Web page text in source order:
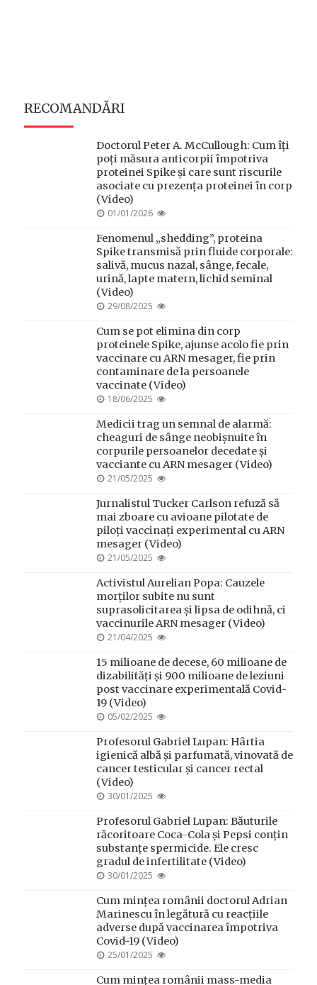
RECOMANDĂRI
Doctorul Peter A. McCullough: Cum îți
poți măsura anticorpii împotriva
proteinei Spike și care sunt riscurile
asociate cu prezența proteinei în corp
(Video)
POSTED
01/01/2026
Fenomenul „shedding”, proteina
Spike transmisă prin fluide corporale:
salivă, mucus nazal, sânge, fecale,
urină, lapte matern, lichid seminal
(Video)
POSTED
29/08/2025
Cum se pot elimina din corp
proteinele Spike, ajunse acolo fie prin
vaccinare cu ARN mesager, fie prin
contaminare de la persoanele
vaccinate (Video)
POSTED
18/06/2025
Medicii trag un semnal de alarmă:
cheaguri de sânge neobișnuite în
corpurile persoanelor decedate și
vacciante cu ARN mesager (Video)
POSTED
21/05/2025
Jurnalistul Tucker Carlson refuză să
mai zboare cu avioane pilotate de
piloți vaccinați experimental cu ARN
mesager (Video)
POSTED
21/05/2025
Activistul Aurelian Popa: Cauzele
morților subite nu sunt
suprasolicitarea și lipsa de odihnă, ci
vaccinurile ARN mesager (Video)
POSTED
21/04/2025
15 milioane de decese, 60 milioane de
dizabilități și 900 milioane de leziuni
post vaccinare experimentală Covid-
19 (Video)
POSTED
05/02/2025
Profesorul Gabriel Lupan: Hârtia
igienică albă și parfumată, vinovată de
cancer testicular și cancer rectal
(Video)
POSTED
30/01/2025
Profesorul Gabriel Lupan: Băuturile
răcoritoare Coca-Cola și Pepsi conțin
substanțe spermicide. Ele cresc
gradul de infertilitate (Video)
POSTED
30/01/2025
Cum mințea românii doctorul Adrian
Marinescu în legătură cu reacțiile
adverse după vaccinarea împotriva
Covid-19 (Video)
POSTED
25/01/2025
Cum mințea românii mass-media